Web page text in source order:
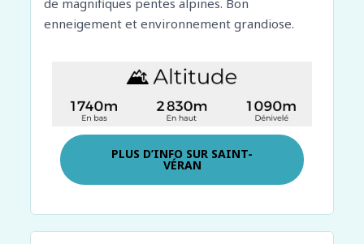
enneigement et environnement grandiose.
PLUS D’INFO SUR SAINT-
VÉRAN